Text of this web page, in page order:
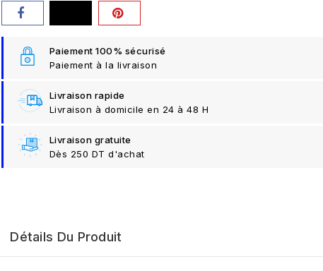
Paiement 100% sécurisé
Paiement à la livraison
Livraison rapide
Livraison à domicile en 24 à 48 H
Livraison gratuite
Dès 250 DT d'achat
Détails Du Produit